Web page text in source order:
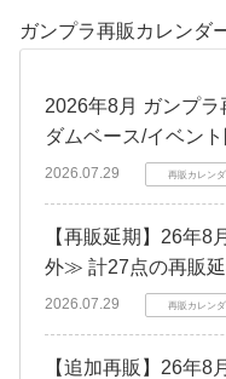
ガンプラ再販カレンダ
2026年8月 ガンプ
ダムベース/イベント
2026.07.29 再販カレン
【再販延期】26年
外≫ 計27点の再販
2026.07.29 再販カレン
【追加再販】26年